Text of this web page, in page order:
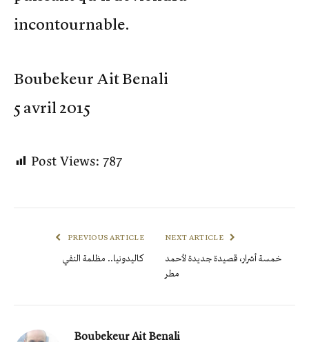
incontournable.
Boubekeur Ait Benali
5 avril 2015
Post Views:787
PREVIOUS ARTICLE
كاليدونيا.. مظلمة النفي
NEXT ARTICLE
خمسة أشرار، قصيدة جديدة لأحمد
مطر
Boubekeur Ait Benali